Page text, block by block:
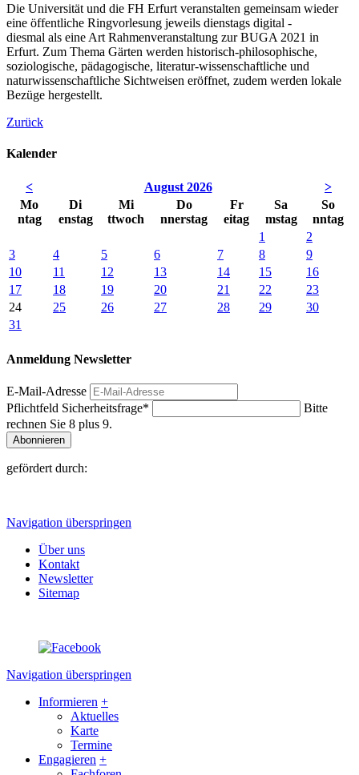
Die Universität und die FH Erfurt veranstalten gemeinsam wieder
eine öffentliche Ringvorlesung jeweils dienstags digital -
diesmal als eine Art Rahmenveranstaltung zur BUGA 2021 in
Erfurt. Zum Thema Gärten werden historisch-philosophische,
soziologische, pädagogische, literatur-wissenschaftliche und
naturwissenschaftliche Sichtweisen eröffnet, zudem werden lokale
Bezüge hergestellt.
Zurück
Kalender
< August 2026
>
Mo
ntag
Di
enstag
Mi
ttwoch
Do
nnerstag
Fr
eitag
Sa
mstag
So
nntag
1
2
3
4 5 6 7 8
9
10
11 12 13 14 15
16
17
18 19 20 21 22
23
24
25 26 27 28 29
30
31
Anmeldung Newsletter
E-Mail-Adresse
Pflichtfeld Sicherheitsfrage*
Bitte
rechnen Sie 8 plus 9.
Abonnieren
gefördert durch:
Navigation überspringen
Über uns
Kontakt
Newsletter
Sitemap
Navigation überspringen
Informieren +
Aktuelles
Karte
Termine
Engagieren +